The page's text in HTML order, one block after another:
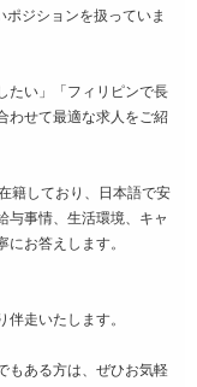
ジションを扱っていま
たい」「フィリピンで長
わせて最適な求人をご紹
籍しており、日本語で安
与事情、生活環境、キャ
お答えします。
走いたします。
もある方は、ぜひお気軽